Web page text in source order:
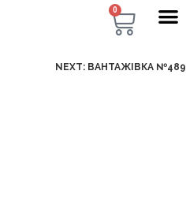
0
NEXT: ВАНТАЖІВКА №489